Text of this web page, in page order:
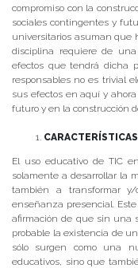
compromiso con la
sociales contingentes y
universitarios asuman que
disciplina requiere de
efectos que tendrá dicha
responsables no es trivial
sus efectos en aquí y
futuro y en la construcción
El uso educativo de TIC
solamente a desarrollar la
también a transformar
enseñanza presencial.
afirmación de que sin una
probable la existencia de
sólo surgen como una
educativos, sino que